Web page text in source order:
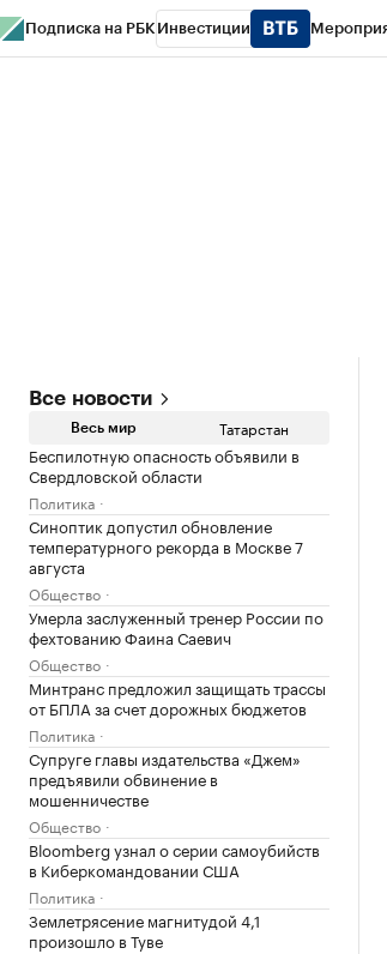
Подписка на РБК Инвестиции
Все новости
Весь мир Татарстан
Беспилотную опасность объявили в
Свердловской области
Политика
Синоптик допустил обновление
температурного рекорда в Москве 7
августа
Общество
Умерла заслуженный тренер России по
фехтованию Фаина Саевич
Общество
Минтранс предложил защищать трассы
от БПЛА за счет дорожных бюджетов
Политика
Супруге главы издательства «Джем»
предъявили обвинение в
мошенничестве
Общество
Bloomberg узнал о серии самоубийств
в Киберкомандовании США
Политика
Землетрясение магнитудой 4,1
произошло в Туве